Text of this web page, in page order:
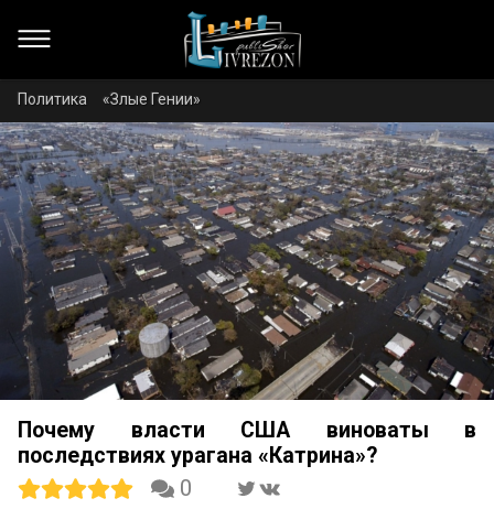
Политика «Злые Гении»
Почему власти США виноваты в
последствиях урагана «Катрина»?
0